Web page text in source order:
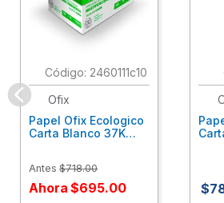
: 2460111c10
Ofix
Papel Ofix Ecologico
Carta Blanco 37K
Antes $718.00
Ahora $695.00 $